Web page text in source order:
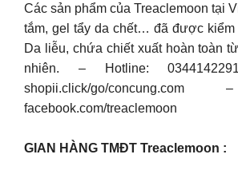
Các sản phẩm của Treaclemoon tại
tắm, gel tẩy da chết… đã được kiểm
Da liễu, chứa chiết xuất hoàn toàn
nhiên. – Hotline:
shopii.click/go/
facebook.com/treaclemoon
GIAN HÀNG TMĐT Treaclemoon :